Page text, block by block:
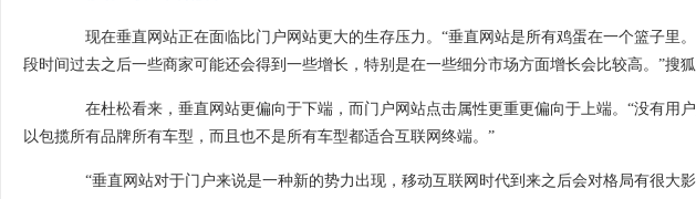
现在垂直网站正在面临比门户网站更大的生存压力。“垂直网站是所有鸡蛋在一个篮子里
段时间过去之后一些商家可能还会得到一些增长，特别是在一些细分市场方面增长会比较高。”搜
在杜松看来，垂直网站更偏向于下端，而门户网站点击属性更重更偏向于上端。“没有用
以包揽所有品牌所有车型，而且也不是所有车型都适合互联网终端。”
“垂直网站对于门户来说是一种新的势力出现，移动互联网时代到来之后会对格局有很大